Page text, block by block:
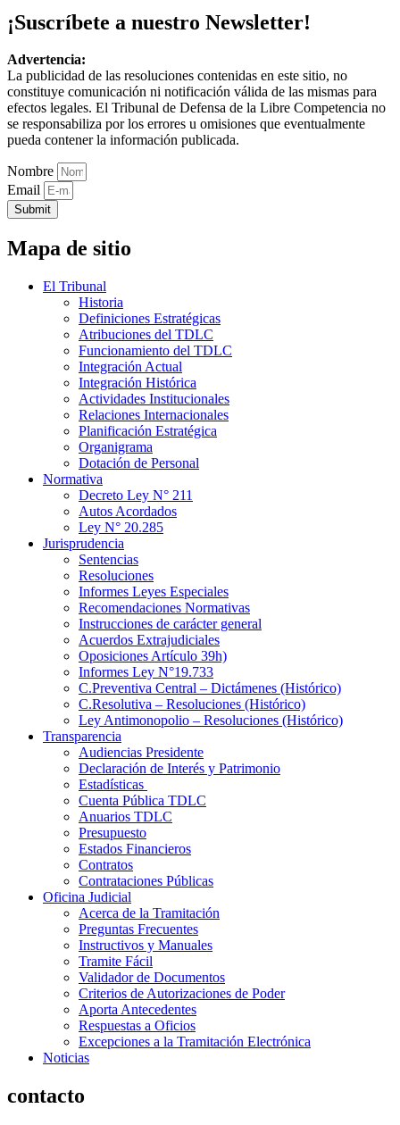
¡Suscríbete a nuestro Newsletter!
Advertencia:
La publicidad de las resoluciones contenidas en este sitio, no
constituye comunicación ni notificación válida de las mismas para
efectos legales. El Tribunal de Defensa de la Libre Competencia no
se responsabiliza por los errores u omisiones que eventualmente
pueda contener la información publicada.
Nombre
Email
Submit
Mapa de sitio
El Tribunal
Historia
Definiciones Estratégicas
Atribuciones del TDLC
Funcionamiento del TDLC
Integración Actual
Integración Histórica
Actividades Institucionales
Relaciones Internacionales
Planificación Estratégica
Organigrama
Dotación de Personal
Normativa
Decreto Ley N° 211
Autos Acordados
Ley N° 20.285
Jurisprudencia
Sentencias
Resoluciones
Informes Leyes Especiales
Recomendaciones Normativas
Instrucciones de carácter general
Acuerdos Extrajudiciales
Oposiciones Artículo 39h)
Informes Ley N°19.733
C.Preventiva Central – Dictámenes (Histórico)
C.Resolutiva – Resoluciones (Histórico)
Ley Antimonopolio – Resoluciones (Histórico)
Transparencia
Audiencias Presidente
Declaración de Interés y Patrimonio
Estadísticas
Cuenta Pública TDLC
Anuarios TDLC
Presupuesto
Estados Financieros
Contratos
Contrataciones Públicas
Oficina Judicial
Acerca de la Tramitación
Preguntas Frecuentes
Instructivos y Manuales
Tramite Fácil
Validador de Documentos
Criterios de Autorizaciones de Poder
Aporta Antecedentes
Respuestas a Oficios
Excepciones a la Tramitación Electrónica
Noticias
contacto